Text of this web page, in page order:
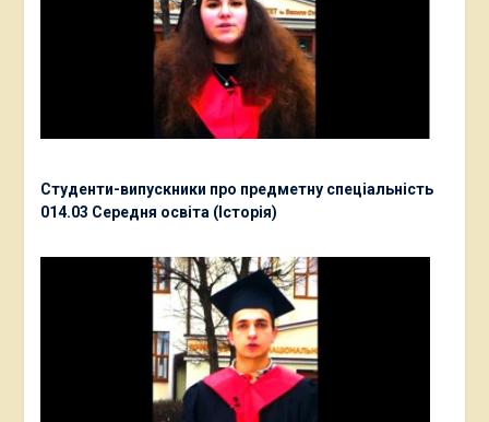
Студенти-випускники про предметну спеціальність
014.03 Середня освіта (Історія)